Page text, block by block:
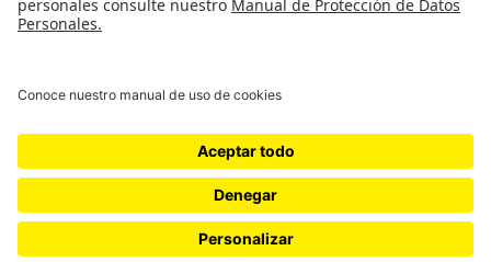
Reconocimiento como Universidad: Decreto 1297 del 30 de mayo de 1964.
Reconocimiento personería jurídica: Resolución 28 del 23 de febrero de 1949